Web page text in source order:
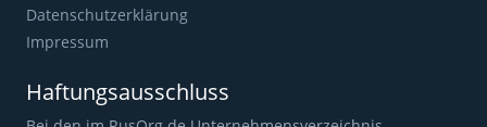
Datenschutzerklärung
Impressum
Haftungsausschluss